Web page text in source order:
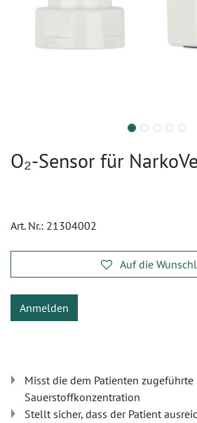
O₂-Sensor für
Art. Nr.: 21304002
Auf die
Anmelden
Misst die dem Patienten zugeführte
Sauerstoffkonzentration
Stellt sicher, dass der Patient